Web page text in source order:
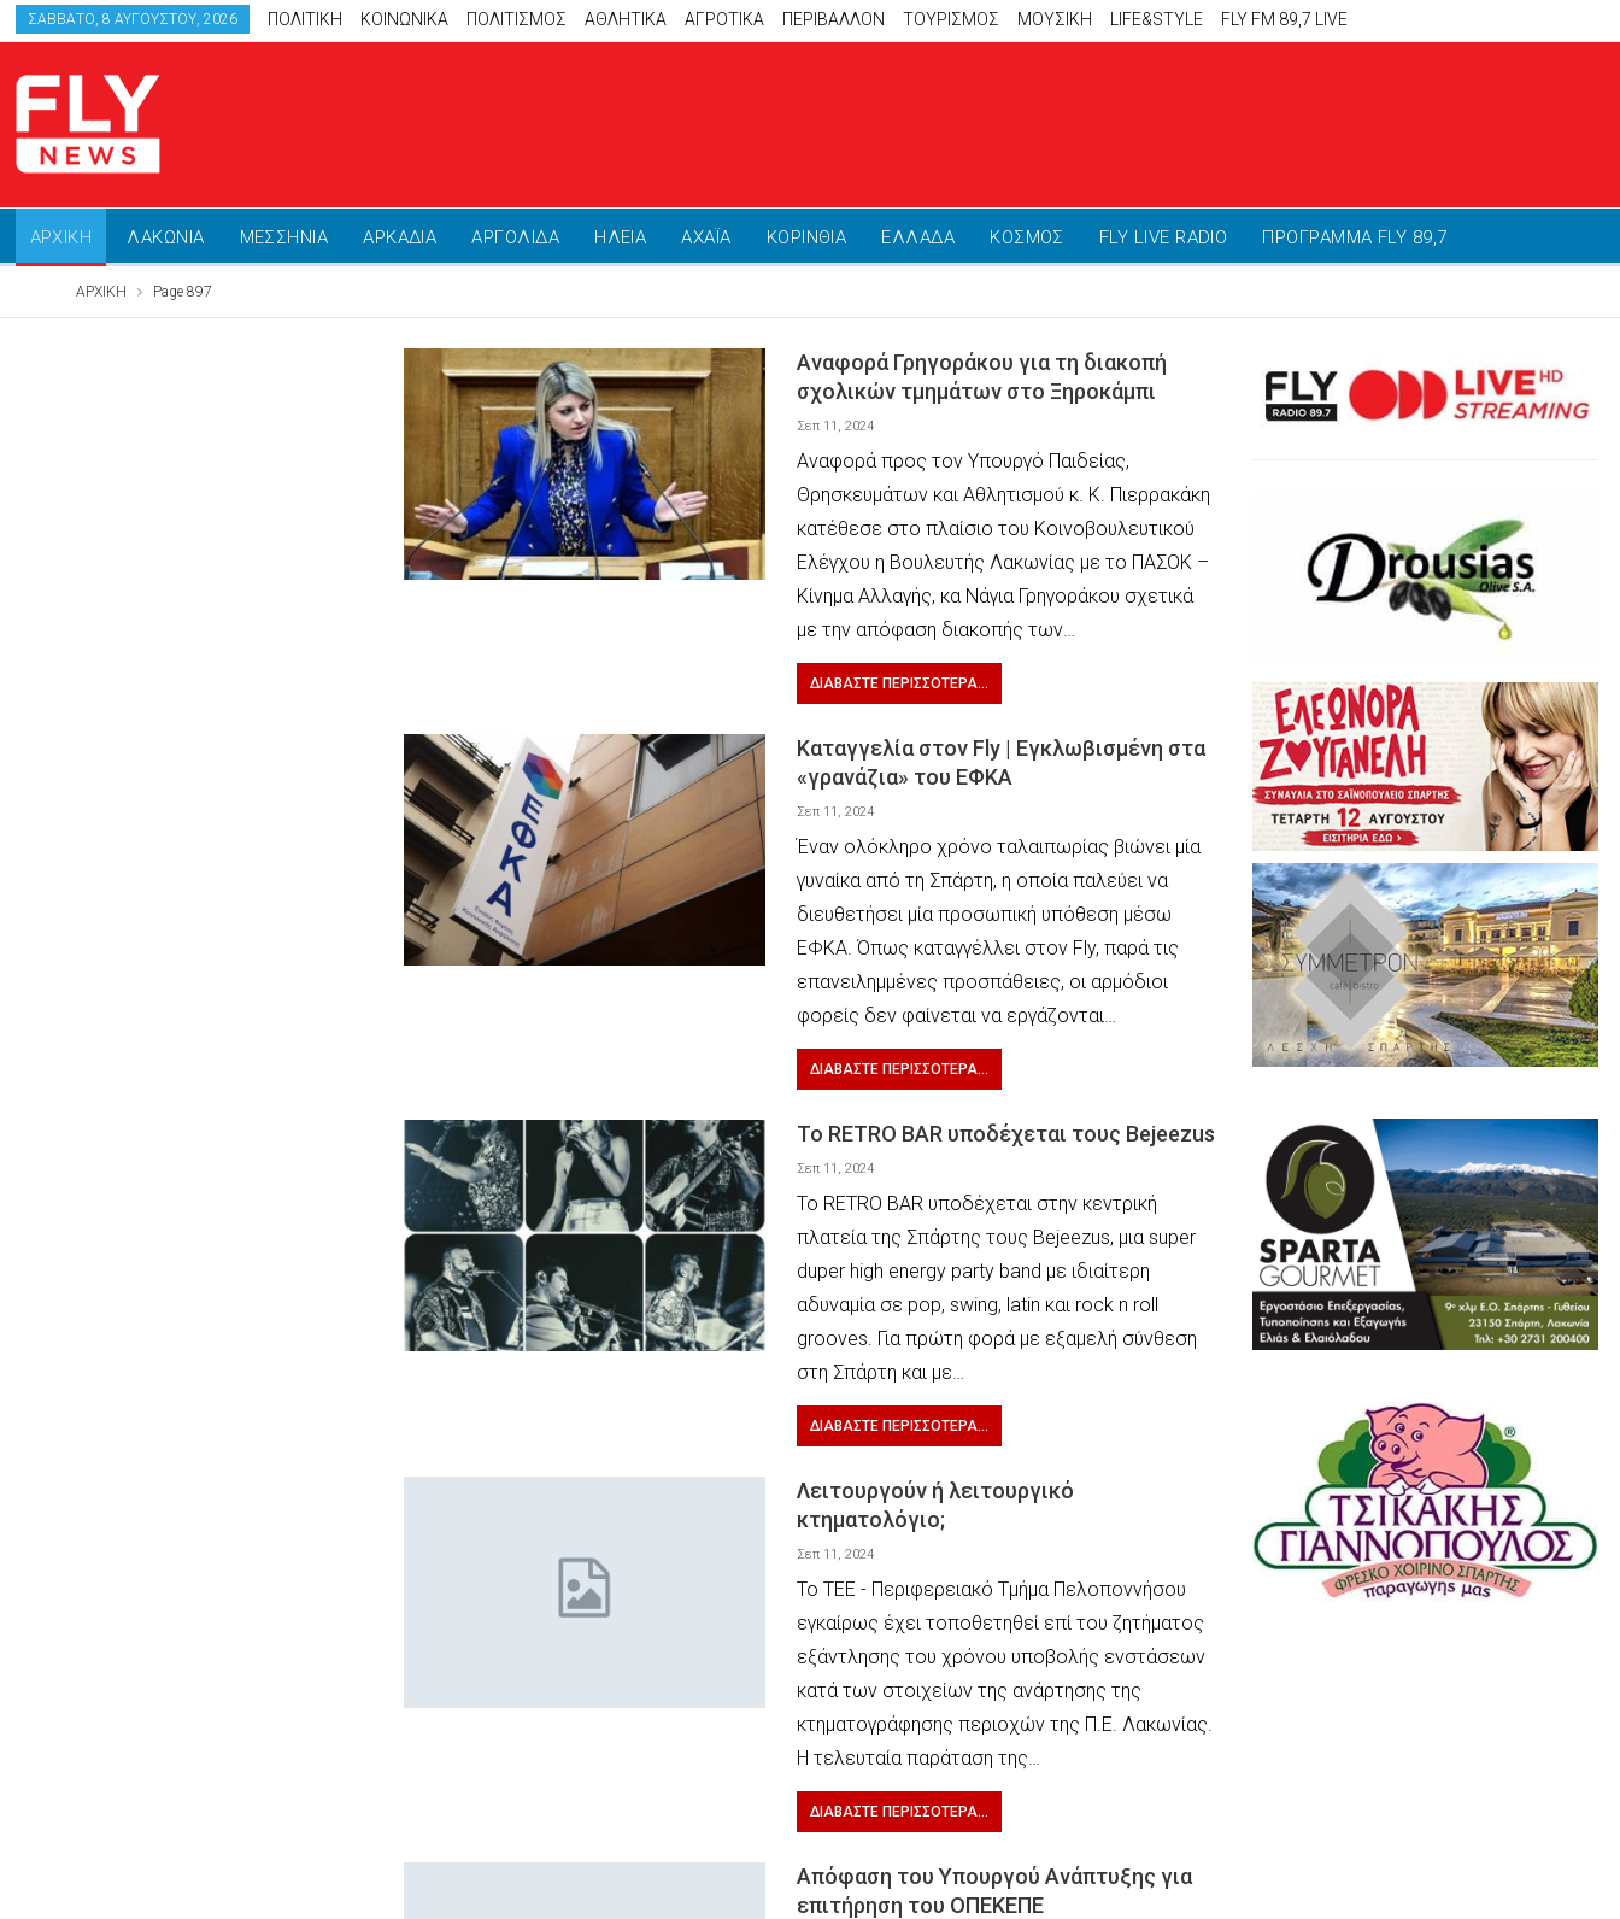
ΣΆΒΒΑΤΟ, 8 ΑΥΓΟΎΣΤΟΥ, 2026 ΠΟΛΙΤΙΚΗ ΚΟΙΝΩΝΙΚΑ ΠΟΛΙΤΙΣΜΟΣ ΑΘΛΗΤΙΚΆ ΑΓΡΟΤΙΚΑ ΠΕΡΙΒΑΛΛΟΝ ΤΟΥΡΙΣΜΟΣ ΜΟΥΣΙΚΗ LIFE&STYLE FLY FM 89,7 LIVE
ΑΡΧΙΚΗ ΛΑΚΩΝΙΑ ΜΕΣΣΗΝΙΑ ΑΡΚΑΔΙΑ ΑΡΓΟΛΙΔΑ ΗΛΕΙΑ ΑΧΑΪΑ ΚΟΡΙΝΘΙΑ ΕΛΛΑΔΑ ΚΟΣΜΟΣ FLY LIVE RADIO ΠΡΟΓΡΑΜΜΑ FLY 89,7
ΑΡΧΙΚΗ Page 897
Αναφορά Γρηγοράκου για τη διακοπή
σχολικών τμημάτων στο Ξηροκάμπι
Σεπ 11, 2024
Αναφορά προς τον Υπουργό Παιδείας,
Θρησκευμάτων και Αθλητισμού κ. Κ. Πιερρακάκη
κατέθεσε στο πλαίσιο του Κοινοβουλευτικού
Ελέγχου η Βουλευτής Λακωνίας με το ΠΑΣΟΚ –
Κίνημα Αλλαγής, κα Νάγια Γρηγοράκου σχετικά
με την απόφαση διακοπής των…
ΔΙΑΒΆΣΤΕ ΠΕΡΙΣΣΌΤΕΡΑ...
Καταγγελία στον Fly | Εγκλωβισμένη στα
«γρανάζια» του ΕΦΚΑ
Σεπ 11, 2024
Έναν ολόκληρο χρόνο ταλαιπωρίας βιώνει μία
γυναίκα από τη Σπάρτη, η οποία παλεύει να
διευθετήσει μία προσωπική υπόθεση μέσω
ΕΦΚΑ. Όπως καταγγέλλει στον Fly, παρά τις
επανειλημμένες προσπάθειες, οι αρμόδιοι
φορείς δεν φαίνεται να εργάζονται…
ΔΙΑΒΆΣΤΕ ΠΕΡΙΣΣΌΤΕΡΑ...
Το RETRO BAR υποδέχεται τους Bejeezus
Σεπ 11, 2024
Το RETRO BAR υποδέχεται στην κεντρική
πλατεία της Σπάρτης τους Bejeezus, μια super
duper high energy party band με ιδιαίτερη
αδυναμία σε pop, swing, latin και rock n roll
grooves. Για πρώτη φορά με εξαμελή σύνθεση
στη Σπάρτη και με…
ΔΙΑΒΆΣΤΕ ΠΕΡΙΣΣΌΤΕΡΑ...
Λειτουργούν ή λειτουργικό
κτηματολόγιο;
Σεπ 11, 2024
Το ΤΕΕ - Περιφερειακό Τμήμα Πελοποννήσου
εγκαίρως έχει τοποθετηθεί επί του ζητήματος
εξάντλησης του χρόνου υποβολής ενστάσεων
κατά των στοιχείων της ανάρτησης της
κτηματογράφησης περιοχών της Π.Ε. Λακωνίας.
Η τελευταία παράταση της…
ΔΙΑΒΆΣΤΕ ΠΕΡΙΣΣΌΤΕΡΑ...
Απόφαση του Υπουργού Ανάπτυξης για
επιτήρηση του ΟΠΕΚΕΠΕ